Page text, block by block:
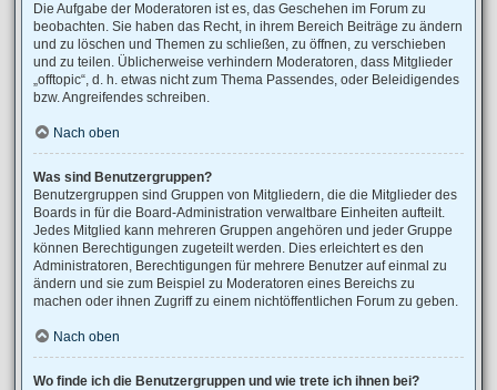
Die Aufgabe der Moderatoren ist es, das Geschehen im Forum zu
beobachten. Sie haben das Recht, in ihrem Bereich Beiträge zu ändern
und zu löschen und Themen zu schließen, zu öffnen, zu verschieben
und zu teilen. Üblicherweise verhindern Moderatoren, dass Mitglieder
„offtopic“, d. h. etwas nicht zum Thema Passendes, oder Beleidigendes
bzw. Angreifendes schreiben.
Nach oben
Was sind Benutzergruppen?
Benutzergruppen sind Gruppen von Mitgliedern, die die Mitglieder des
Boards in für die Board-Administration verwaltbare Einheiten aufteilt.
Jedes Mitglied kann mehreren Gruppen angehören und jeder Gruppe
können Berechtigungen zugeteilt werden. Dies erleichtert es den
Administratoren, Berechtigungen für mehrere Benutzer auf einmal zu
ändern und sie zum Beispiel zu Moderatoren eines Bereichs zu
machen oder ihnen Zugriff zu einem nichtöffentlichen Forum zu geben.
Nach oben
Wo finde ich die Benutzergruppen und wie trete ich ihnen bei?